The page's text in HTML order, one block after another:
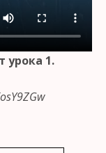
урока 1.